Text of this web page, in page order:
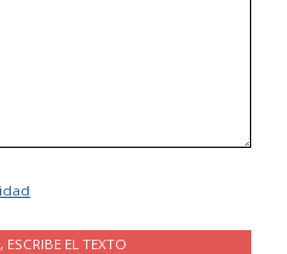
EL TEXTO